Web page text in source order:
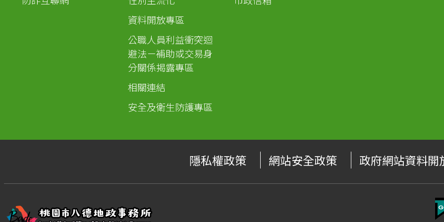
資料開放專區
公職人員利益衝突迴
避法－補助或交易身
分關係揭露專區
相關連結
安全及衛生防護專區
隱私權政策 網站安全政策 政府網站資料開